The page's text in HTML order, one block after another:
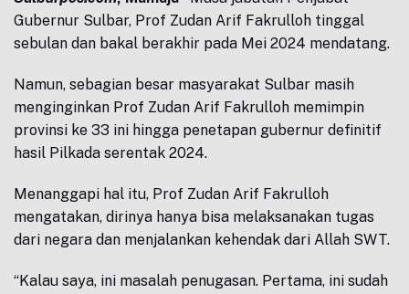
Gubernur Sulbar, Prof Zudan Arif Fakrulloh tinggal
sebulan dan bakal berakhir pada Mei 2024 mendatang.
Namun, sebagian besar masyarakat Sulbar masih
menginginkan Prof Zudan Arif Fakrulloh memimpin
provinsi ke 33 ini hingga penetapan gubernur definitif
hasil Pilkada serentak 2024.
Menanggapi hal itu, Prof Zudan Arif Fakrulloh
mengatakan, dirinya hanya bisa melaksanakan tugas
dari negara dan menjalankan kehendak dari Allah SWT.
“Kalau saya, ini masalah penugasan. Pertama, ini sudah